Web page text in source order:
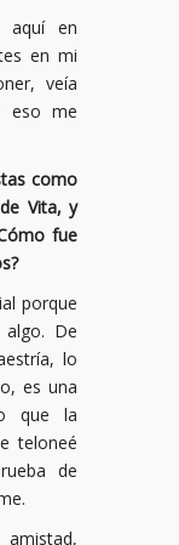
aquí en
en mi
veía
eso me
como
Vita, y
fue
porque
De
lo
es una
que la
teloneé
de